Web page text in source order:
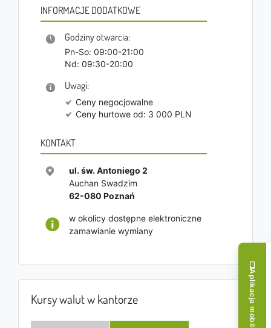
INFORMACJE DODATKOWE
Godziny otwarcia:
Pn-So: 09:00-21:00
Nd: 09:30-20:00
Uwagi:
Ceny negocjowalne
Ceny hurtowe od: 3 000 PLN
KONTAKT
ul. św. Antoniego 2
Auchan Swadzim
62-080 Poznań
w okolicy dostępne elektroniczne
zamawianie wymiany
Kursy walut w kantorze Aplikacja mobilna!